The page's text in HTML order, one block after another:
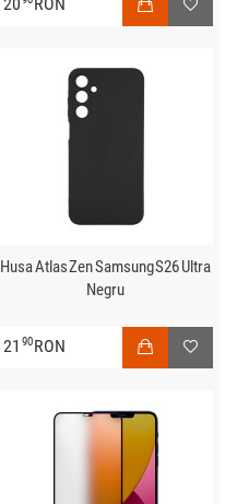
Husa Atlas Zen Samsung S26 Ultra
Negru
21 90RON